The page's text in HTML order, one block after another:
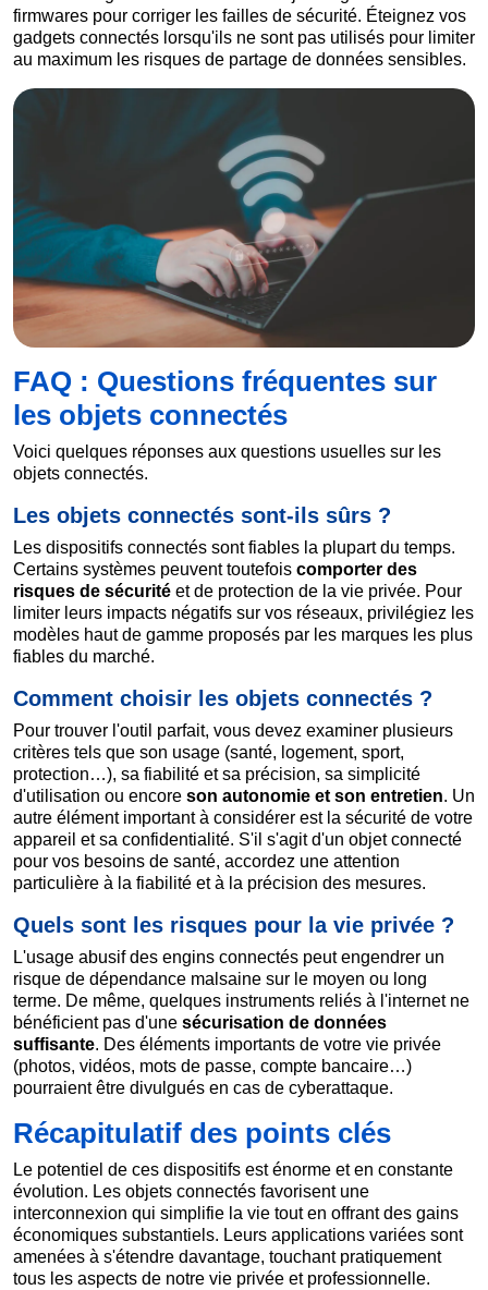
firmwares pour corriger les failles de sécurité. Éteignez vos
gadgets connectés lorsqu'ils ne sont pas utilisés pour limiter
au maximum les risques de partage de données sensibles.
FAQ : Questions fréquentes sur
les objets connectés
Voici quelques réponses aux questions usuelles sur les
objets connectés.
Les objets connectés sont-ils sûrs ?
Les dispositifs connectés sont fiables la plupart du temps.
Certains systèmes peuvent toutefois comporter des
risques de sécurité et de protection de la vie privée. Pour
limiter leurs impacts négatifs sur vos réseaux, privilégiez les
modèles haut de gamme proposés par les marques les plus
fiables du marché.
Comment choisir les objets connectés ?
Pour trouver l'outil parfait, vous devez examiner plusieurs
critères tels que son usage (santé, logement, sport,
protection…), sa fiabilité et sa précision, sa simplicité
d'utilisation ou encore son autonomie et son entretien. Un
autre élément important à considérer est la sécurité de votre
appareil et sa confidentialité. S'il s'agit d'un objet connecté
pour vos besoins de santé, accordez une attention
particulière à la fiabilité et à la précision des mesures.
Quels sont les risques pour la vie privée ?
L'usage abusif des engins connectés peut engendrer un
risque de dépendance malsaine sur le moyen ou long
terme. De même, quelques instruments reliés à l'internet ne
bénéficient pas d'une sécurisation de données
suffisante. Des éléments importants de votre vie privée
(photos, vidéos, mots de passe, compte bancaire…)
pourraient être divulgués en cas de cyberattaque.
Récapitulatif des points clés
Le potentiel de ces dispositifs est énorme et en constante
évolution. Les objets connectés favorisent une
interconnexion qui simplifie la vie tout en offrant des gains
économiques substantiels. Leurs applications variées sont
amenées à s'étendre davantage, touchant pratiquement
tous les aspects de notre vie privée et professionnelle.